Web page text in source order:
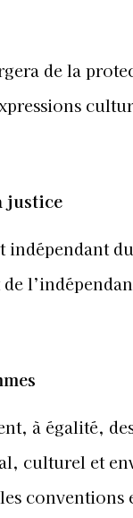
de la
justice
à égalité,
culturel et